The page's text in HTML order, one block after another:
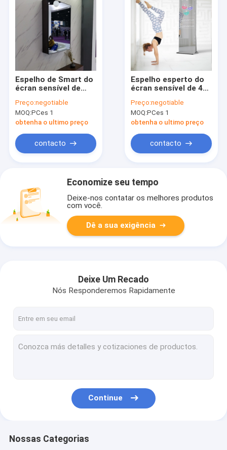
Espelho de Smart do
écran sensível de
interativo do
banheiro de 15,6
polegadas
Preço:negotiable
MOQ:PCes 1
obtenha o ultimo preço
contacto
Espelho esperto do
écran sensível de 43
interativo da aptidão
da câmera 3D
Preço:negotiable
MOQ:PCes 1
obtenha o ultimo preço
contacto
Economize seu tempo
Deixe-nos contatar os melhores produtos
com você.
Dê a sua exigência
Deixe Um Recado
Nós Responderemos Rapidamente
Continue
Nossas Categorias